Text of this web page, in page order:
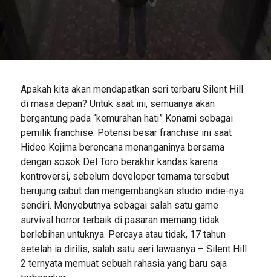
Apakah kita akan mendapatkan seri terbaru Silent Hill
di masa depan? Untuk saat ini, semuanya akan
bergantung pada “kemurahan hati” Konami sebagai
pemilik franchise. Potensi besar franchise ini saat
Hideo Kojima berencana menanganinya bersama
dengan sosok Del Toro berakhir kandas karena
kontroversi, sebelum developer ternama tersebut
berujung cabut dan mengembangkan studio indie-nya
sendiri. Menyebutnya sebagai salah satu game
survival horror terbaik di pasaran memang tidak
berlebihan untuknya. Percaya atau tidak, 17 tahun
setelah ia dirilis, salah satu seri lawasnya – Silent Hill
2 ternyata memuat sebuah rahasia yang baru saja